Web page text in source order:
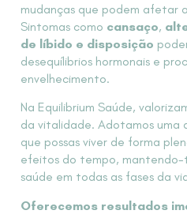
mudanças que podem afetar
Sintomas como cansaço,
de líbido e disposição
desequílibrios hormonais e
envelhecimento.
Na Equilibrium Saúde,
da vitalidade. Adotamos
que possas viver de forma
efeitos do tempo,
saúde em todas as fases da
Oferecemos resultados